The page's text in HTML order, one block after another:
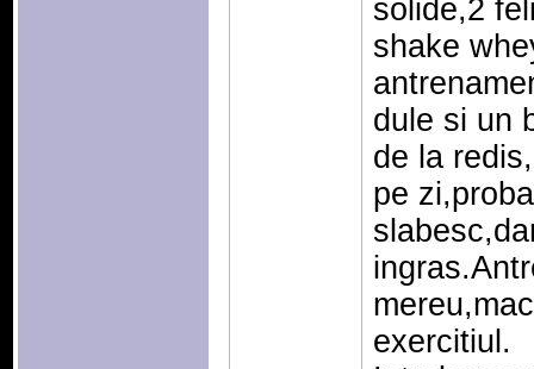
solide,2
shake
dule si un
de la
pe
exercitiul.